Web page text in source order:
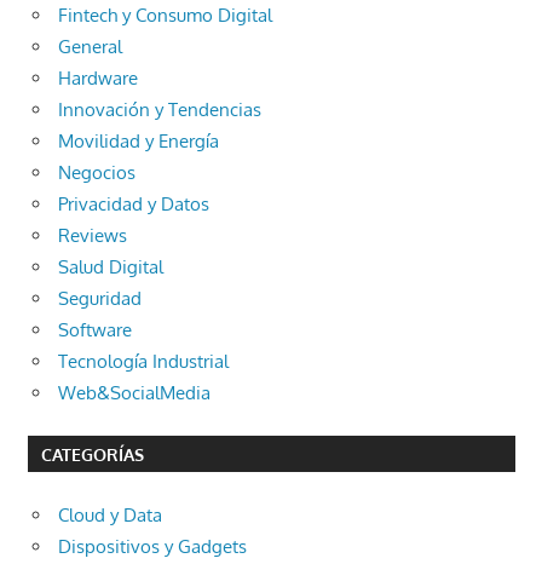
Fintech y Consumo Digital
General
Hardware
Innovación y Tendencias
Movilidad y Energía
Negocios
Privacidad y Datos
Reviews
Salud Digital
Seguridad
Software
Tecnología Industrial
Web&SocialMedia
CATEGORÍAS
Cloud y Data
Dispositivos y Gadgets